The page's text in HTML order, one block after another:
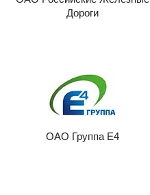
Дороги
ОАО Группа Е4